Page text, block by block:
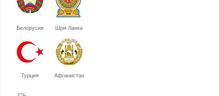
Белорусия Шри-Ланка
Турция Афганистан